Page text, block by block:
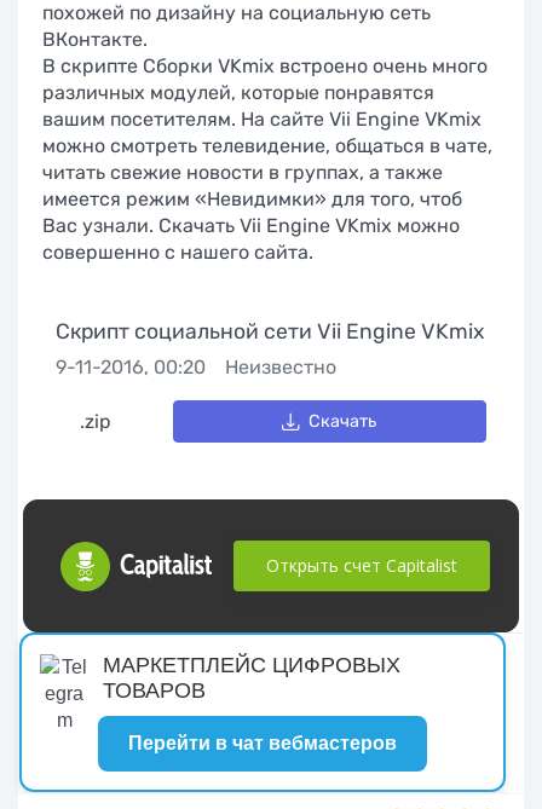
похожей по дизайну на социальную сеть
ВКонтакте.
В скрипте Сборки VKmix встроено очень много
различных модулей, которые понравятся
вашим посетителям. На сайте Vii Engine VKmix
можно смотреть телевидение, общаться в чате,
читать свежие новости в группах, а также
имеется режим «Невидимки» для того, чтоб
Вас узнали. Скачать Vii Engine VKmix можно
совершенно с нашего сайта.
Cкрипт социальной сети Vii Engine VKmix
9-11-2016, 00:20 Неизвестно
.zip Скачать
Открыть счет Capitalist
МАРКЕТПЛЕЙС ЦИФРОВЫХ
ТОВАРОВ
Перейти в чат вебмастеров